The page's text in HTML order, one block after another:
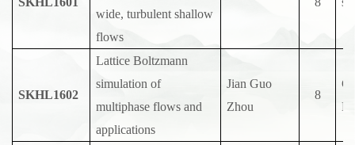
wide, turbulent shallow
flows
SKHL1602
Lattice Boltzmann
simulation of
multiphase flows and
applications
Jian Guo
Zhou
8